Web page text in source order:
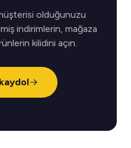
olduğunuzu
indirimlerin, mağaza
kilidini açın.